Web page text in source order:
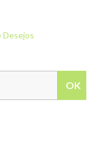
Desejos
OK